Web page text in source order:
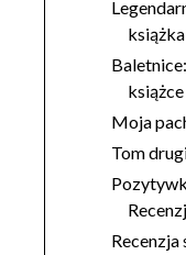
książce
Moja
Tom